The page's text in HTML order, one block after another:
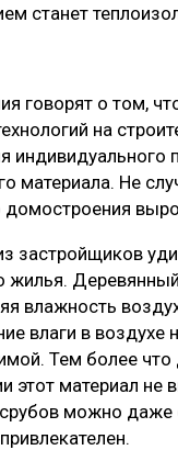
станет
говорят о том,
на
индивидуального
материала. Не
застройщиков
жилья.
влажность
влаги в воздухе
Тем более что
этот материал
можно даже